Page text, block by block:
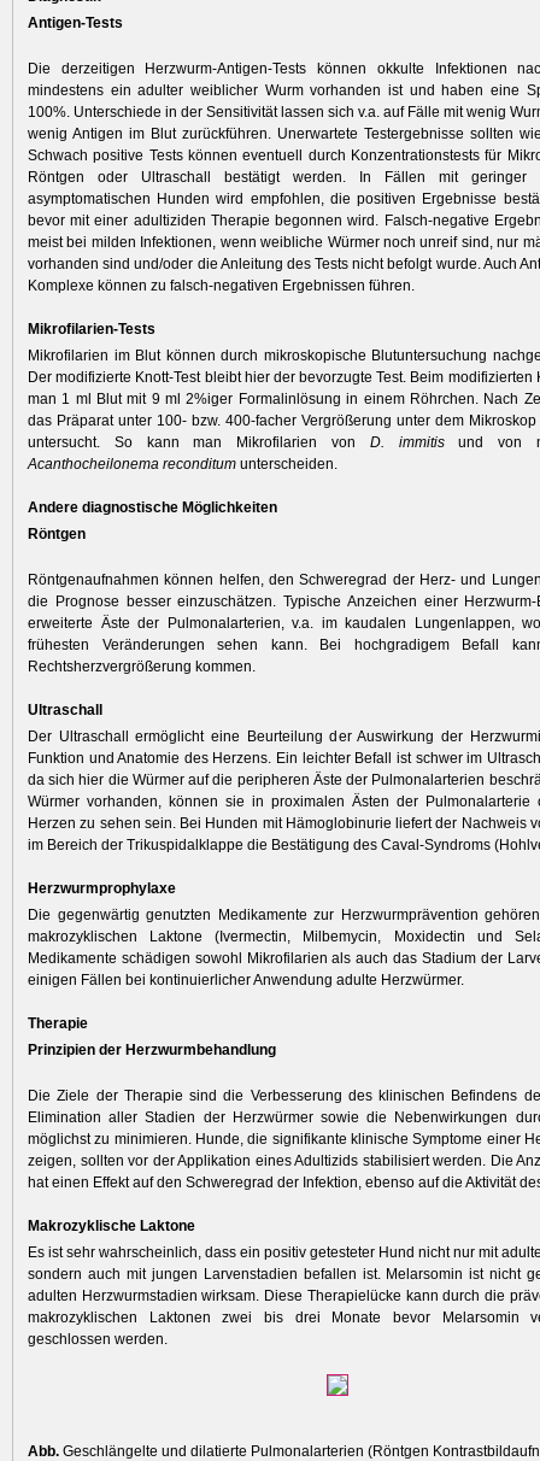
Antigen-Tests
Die derzeitigen Herzwurm-Antigen-Tests können okkulte Infektionen
mindestens ein adulter weiblicher Wurm vorhanden ist und haben eine
100%. Unterschiede in der Sensitivität lassen sich v.a. auf Fälle mit ­wenig
wenig Antigen im Blut zurückführen. Unerwartete ­Testergebnisse sollten
Schwach positive Tests können eventuell durch Konzentrationstests für
Röntgen oder Ultraschall bestätigt werden. In Fällen mit geringer
asymptomatischen Hunden wird empfohlen, die positiven Ergebnisse
bevor mit einer adultiziden Therapie begonnen wird. Falsch-negative
meist bei milden Infektionen, wenn weibliche Würmer noch unreif sind, nur
vorhanden sind und/oder die Anleitung des Tests nicht befolgt wurde. Auch
Komplexe können zu falsch-negativen Ergebnissen führen.
Mikrofilarien-Tests
Mikrofilarien im Blut können durch mikroskopische Blutuntersuchung
Der modifizierte Knott-Test bleibt hier der bevorzugte Test. Beim modi­fizierten
man 1 ml Blut mit 9 ml 2%iger Formalinlösung in einem Röhrchen. Nach
das Präparat unter 100- bzw. 400-facher Vergrößerung unter dem
untersucht. So kann man ­Mikrofilarien von D. immitisund von
Acanthocheilonema reconditum unterscheiden.
Andere diagnostische Möglichkeiten
Röntgen
Röntgenaufnahmen können helfen, den Schweregrad der Herz- und
die Prognose besser einzuschätzen. Typische Anzeichen einer
erweiterte Äste der Pul­monalarterien, v.a. im kaudalen Lungenlappen,
frühesten Veränderungen sehen kann. Bei hochgradigem Befall
Rechtsherzvergrößerung kommen.
Ultraschall
Der Ultraschall ermöglicht eine Beurteilung der Auswirkung der
Funktion und Anatomie des Herzens. Ein leichter Befall ist schwer im
da sich hier die Würmer auf die peripheren Äste der Pulmonalarterien
Würmer vorhanden, können sie in proximalen Ästen der Pulmonalarterie
Herzen zu sehen sein. Bei Hunden mit Hämoglobinurie liefert der Nachweis
im Bereich der Trikuspidalklappe die Bestätigung des Caval-Syndroms
Herzwurmprophylaxe
Die gegenwärtig genutzten Medikamente zur Herzwurmprävention
makrozyklischen Laktone (Ivermectin, Milbemycin, Moxidectin und
Medikamente schädigen sowohl Mikrofilarien als auch das Stadium der
einigen Fällen bei kontinuierlicher Anwendung adulte Herzwürmer.
Therapie
Prinzipien der Herzwurmbehandlung
Die Ziele der Therapie sind die Verbesserung des klinischen Befindens
Elimination aller Stadien der Herzwürmer sowie die Nebenwirkungen
möglichst zu minimieren. Hunde, die signifikante klinische Symp­tome einer
zeigen, sollten vor der Applikation eines Adultizids stabilisiert werden. Die
hat einen Effekt auf den Schweregrad der Infektion, ebenso auf die Aktivität
Makrozyklische Laktone
Es ist sehr wahrscheinlich, dass ein positiv getesteter Hund nicht nur mit
sondern auch mit jungen Larvenstadien befallen ist. Melarsomin ist nicht
adulten Herzwurmstadien wirksam. Diese Therapielücke kann durch die
makrozyklischen Laktonen zwei bis drei Monate bevor Melarsomin
geschlossen werden.
Abb. Geschlängelte und dilatierte Pulmonalarterien (Röntgen